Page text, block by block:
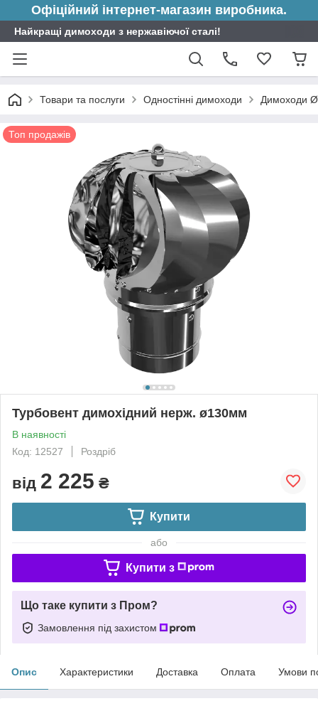
Офіційний інтернет-магазин виробника.
Найкращі димоходи з нержавіючої сталі!
Товари та послуги Одностінні димоходи Димоходи
Топ продажів
Турбовент димохідний нерж. ø130мм
В наявності
Код: 12527
Роздріб
від 2 225 ₴
Купити
або
Купити з
Що таке купити з Пром?
Замовлення під захистом
Опис Характеристики Доставка Оплата Умови